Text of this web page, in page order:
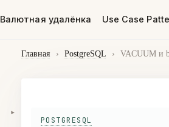
Валютная удалёнка Use Case
▾
Главная › PostgreSQL › VACUUM и
POSTGRESQL